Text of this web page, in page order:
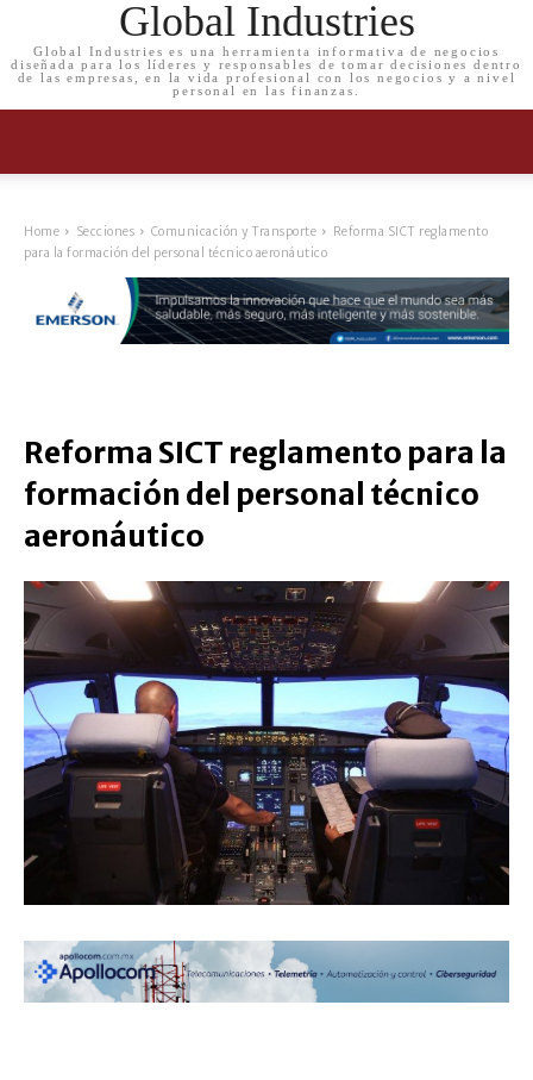
Global Industries
Global Industries es una herramienta informativa de negocios
diseñada para los líderes y responsables de tomar decisiones dentro
de las empresas, en la vida profesional con los negocios y a nivel
personal en las finanzas.
Home Secciones Comunicación y Transporte
Reforma SICT reglamento
para la formación del personal técnico aeronáutico
Reforma SICT reglamento para la
formación del personal técnico
aeronáutico